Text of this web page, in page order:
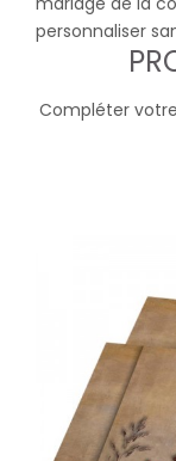
personnaliser
Compléter